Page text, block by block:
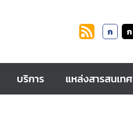
ก ก
บริการ แหล่งสารสนเทศ